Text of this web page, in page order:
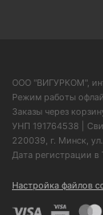
ООО "ВИГУРКОМ",
Режим работы
Заказы через
УНП 191764538 |
220039, г. Минск,
Дата регистрации
Настройка файлов